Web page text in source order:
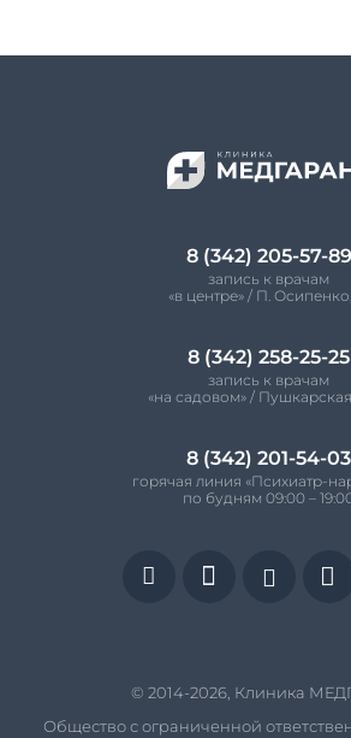
8 (342) 205-57-89
запись к врачам
«в центре» / П. Осипенко,
8 (342) 258-25-25
запись к врачам
«на садовом» /
8 (342) 201-54-03
горячая линия «Психиатр-
по будням 09:00 –
   
© 2014-2026, Клиника
Общество с ограниченной